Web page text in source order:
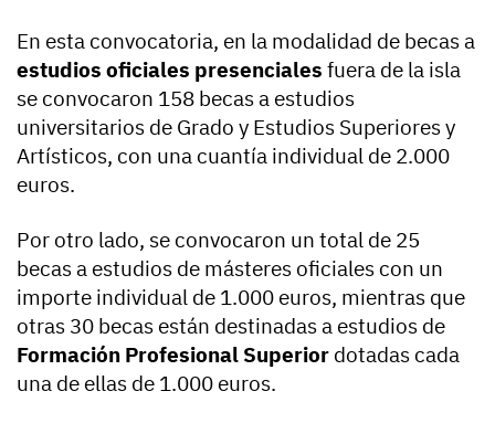
En esta convocatoria, en la modalidad de becas a
estudios oficiales presenciales fuera de la isla
se convocaron 158 becas a estudios
universitarios de Grado y Estudios Superiores y
Artísticos, con una cuantía individual de 2.000
euros.
Por otro lado, se convocaron un total de 25
becas a estudios de másteres oficiales con un
importe individual de 1.000 euros, mientras que
otras 30 becas están destinadas a estudios de
Formación Profesional Superior dotadas cada
una de ellas de 1.000 euros.